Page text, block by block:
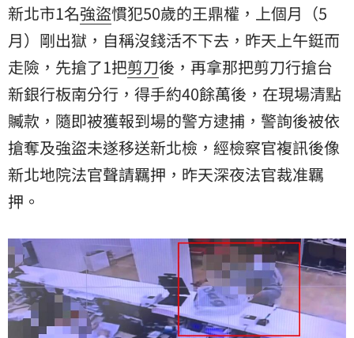
新北市1名強盜慣犯50歲的王鼎權，上個月（5
月）剛出獄，自稱沒錢活不下去，昨天上午鋌而
走險，先搶了1把剪刀後，再拿那把剪刀行搶台
新銀行板南分行，得手約40餘萬後，在現場清點
贓款，隨即被獲報到場的警方逮捕，警詢後被依
搶奪及強盜未遂移送新北檢，經檢察官複訊後像
新北地院法官聲請羈押，昨天深夜法官裁准羈
押。